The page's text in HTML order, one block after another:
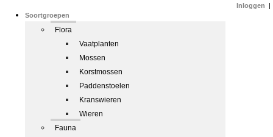
Soortgroepen
Flora
Vaatplanten
Mossen
Korstmossen
Paddenstoelen
Kranswieren
Wieren
Fauna
Inloggen |